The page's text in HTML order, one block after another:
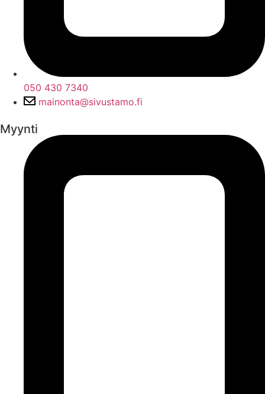
050 430 7340
mainonta@sivustamo.fi
Myynti